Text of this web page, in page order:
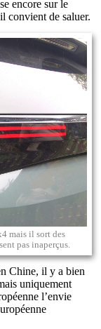
encore sur le
convient de saluer.
mais il sort des
pas inaperçus.
Chine, il y a bien
uniquement
l’envie